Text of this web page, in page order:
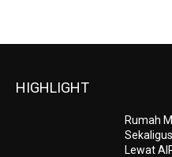
HIGHLIGHT
Rumah
Lewat